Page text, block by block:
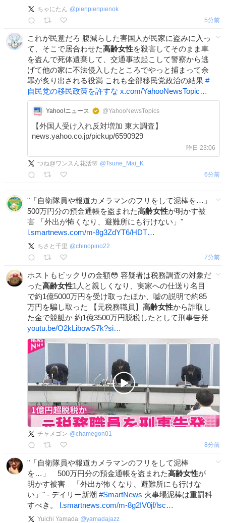
ちゃにたん @pienpienpienok
5分前
これが民意だろ 腹減らした害国人が民家に盗みに入っ
て、そこで居合わせた高齢女性を殺害してそのまま車
を盗んで死体遺棄して、交通事故起こして警察から逃
げて他の家に不法侵入したところでやっと捕まって余
罪が炙り出される役満 これも全部移民党政治の結果 #
自民党の移民政策を許すな x.com/YahooNewsTopic…
Yahoo!ニュース @YahooNewsTopics
【外国人受け入れ反対増加 東大調査】
news.yahoo.co.jp/pickup/6590929
昨日 23:06
つね@ワンスん花活🌸 @Tsune_Mai_K
6分前
"「自衛隊員や報道カメラマンのフリをして泥棒を…」
500万円分の預金通帳を盗まれた高齢女性が明かす被
害 「外出が怖くなり、避難所にも行けない」"
l.smartnews.com/m-8g3ZdYT6/HDT…
ちさと千里 @chinopino22
7分前
ホストもビックリの金額😳 容疑者は税務調査の対象だ
った高齢女性1人と親しくなり、実家への仕送り名目
で約1億5000万円を受け取ったほか、嘘の説明で約85
万円を騙し取った 【元税務職員】 高齢女性から詐取し
た金で競艇か 約1億3500万円脱税したとして刑事告発
youtu.be/O2kLibowS7k?si…
チャメゴン @chamegon01
8分前
"「自衛隊員や報道カメラマンのフリをして泥棒
を…」 500万円分の預金通帳を盗まれた高齢女性が
明かす被害 「外出が怖くなり、避難所にも行けな
い」" - デイリー新潮 #SmartNews 火事場泥棒は重罰科
すべき。 l.smartnews.com/m-8g2IV0jf/lsc…
Yuichi Yamada @yamadajazz